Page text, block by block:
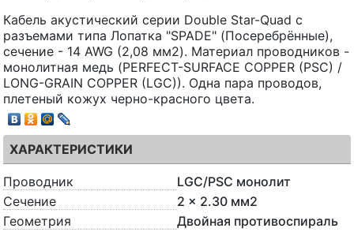
Кабель акустический серии Double Star-Quad с
разъемами типа Лопатка "SPADE" (Посеребрённые),
сечение - 14 AWG (2,08 мм2). Материал проводников -
монолитная медь (PERFECT-SURFACE COPPER (PSC) /
LONG-GRAIN COPPER (LGC)). Одна пара проводов,
плетеный кожух черно-красного цвета.
ХАРАКТЕРИСТИКИ
Проводник
LGC/PSC монолит
Сечение
2 x 2.30 мм2
Геометрия
Двойная противоспираль